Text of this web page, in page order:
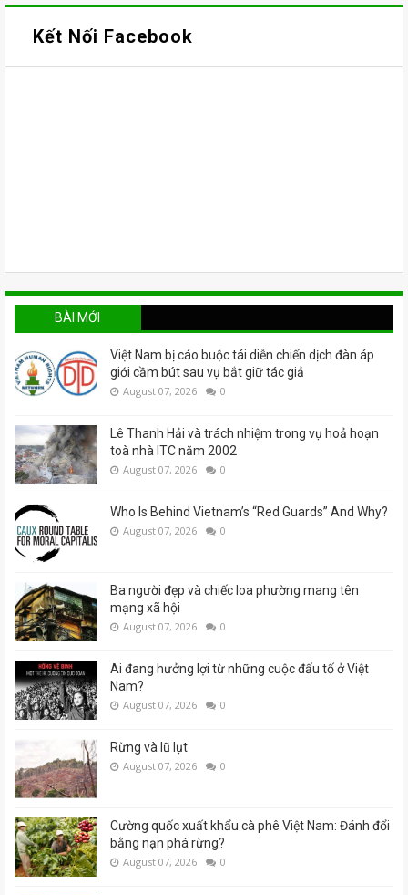
Kết Nối Facebook
BÀI MỚI
Việt Nam bị cáo buộc tái diễn chiến dịch đàn áp
giới cầm bút sau vụ bắt giữ tác giả
August 07, 2026 0
Lê Thanh Hải và trách nhiệm trong vụ hoả hoạn
toà nhà ITC năm 2002
August 07, 2026 0
Who Is Behind Vietnam’s “Red Guards” And Why?
August 07, 2026 0
Ba người đẹp và chiếc loa phường mang tên
mạng xã hội
August 07, 2026 0
Ai đang hưởng lợi từ những cuộc đấu tố ở Việt
Nam?
August 07, 2026 0
Rừng và lũ lụt
August 07, 2026 0
Cường quốc xuất khẩu cà phê Việt Nam: Đánh đổi
bằng nạn phá rừng?
August 07, 2026 0